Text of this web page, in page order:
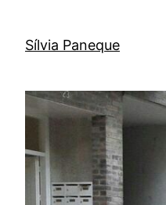
Sílvia Paneque